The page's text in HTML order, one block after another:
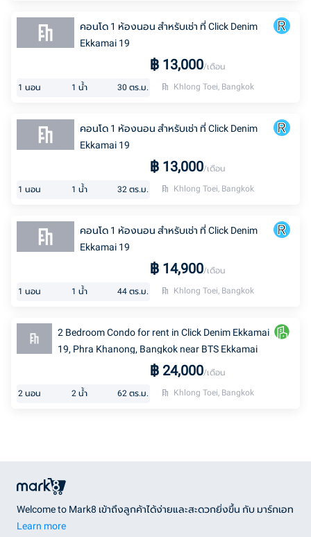
คอนโด 1 ห้องนอน สำหรับเช่า ที่ Click Denim
Ekkamai 19
฿ 13,000/เดือน
1 นอน 1 น้ำ 30 ตร.ม. Khlong Toei, Bangkok
คอนโด 1 ห้องนอน สำหรับเช่า ที่ Click Denim
Ekkamai 19
฿ 13,000/เดือน
1 นอน 1 น้ำ 32 ตร.ม. Khlong Toei, Bangkok
คอนโด 1 ห้องนอน สำหรับเช่า ที่ Click Denim
Ekkamai 19
฿ 14,900/เดือน
1 นอน 1 น้ำ 44 ตร.ม. Khlong Toei, Bangkok
2 Bedroom Condo for rent in Click Denim Ekkamai
19, Phra Khanong, Bangkok near BTS Ekkamai
฿ 24,000/เดือน
2 นอน 2 น้ำ 62 ตร.ม. Khlong Toei, Bangkok
Welcome to Mark8 เข้าถึงลูกค้าได้ง่ายและสะดวกยิ่งขึ้น กับ มาร์กเอท
Learn more